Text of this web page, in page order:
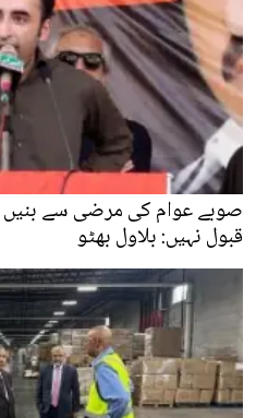
صوبے عوام کی مرضی سے بنیں
قبول نہیں: بلاول بھٹو